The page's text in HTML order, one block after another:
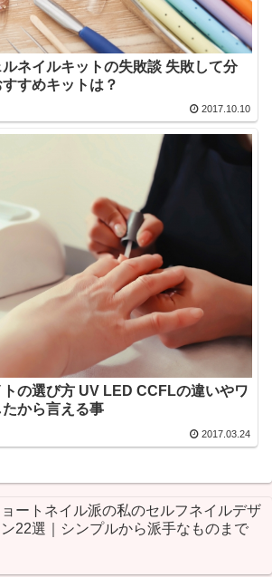
ネイルキットの失敗談 失敗して分
すめキットは？
2017.10.10
の選び方 UV LED CCFLの違いやワ
から言える事
2017.03.24
ョートネイル派の私のセルフネイルデザ
22選｜シンプルから派手なものまで